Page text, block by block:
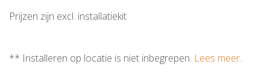
Prijzen zijn excl. installatiekit
** Installeren op locatie is niet inbegrepen. Lees meer..